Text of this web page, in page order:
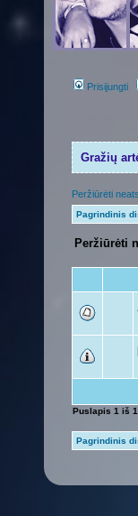
Prisijungti
Gražių
Peržiūrėti
Pagrindinis
Peržiūrėti
Puslapis 1 iš 1
Pagrindinis